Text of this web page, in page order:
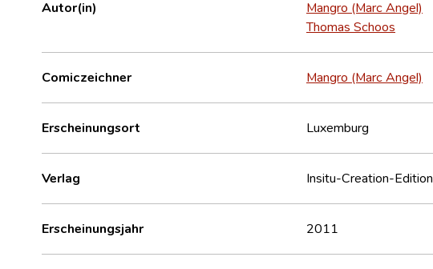
Autor(in)
Mangro (Marc Angel)
Thomas Schoos
Comiczeichner Mangro (Marc Angel)
Erscheinungsort Luxemburg
Verlag Insitu-Creation-Edition
Erscheinungsjahr 2011